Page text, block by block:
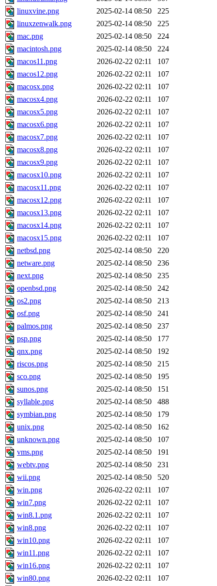
linuxvine.png
2025-02-14 08:50
225
linuxzenwalk.png
2025-02-14 08:50
225
mac.png
2025-02-14 08:50
224
macintosh.png
2025-02-14 08:50
224
macos11.png
2026-02-22 02:11
107
macos12.png
2026-02-22 02:11
107
macosx.png
2026-02-22 02:11
107
macosx4.png
2026-02-22 02:11
107
macosx5.png
2026-02-22 02:11
107
macosx6.png
2026-02-22 02:11
107
macosx7.png
2026-02-22 02:11
107
macosx8.png
2026-02-22 02:11
107
macosx9.png
2026-02-22 02:11
107
macosx10.png
2026-02-22 02:11
107
macosx11.png
2026-02-22 02:11
107
macosx12.png
2026-02-22 02:11
107
macosx13.png
2026-02-22 02:11
107
macosx14.png
2026-02-22 02:11
107
macosx15.png
2026-02-22 02:11
107
netbsd.png
2025-02-14 08:50
220
netware.png
2025-02-14 08:50
236
next.png
2025-02-14 08:50
235
openbsd.png
2025-02-14 08:50
242
os2.png
2025-02-14 08:50
213
osf.png
2025-02-14 08:50
241
palmos.png
2025-02-14 08:50
237
psp.png
2025-02-14 08:50
177
qnx.png
2025-02-14 08:50
192
riscos.png
2025-02-14 08:50
215
sco.png
2025-02-14 08:50
195
sunos.png
2025-02-14 08:50
151
syllable.png
2025-02-14 08:50
488
symbian.png
2025-02-14 08:50
179
unix.png
2025-02-14 08:50
162
unknown.png
2025-02-14 08:50
107
vms.png
2025-02-14 08:50
191
webtv.png
2025-02-14 08:50
231
wii.png
2025-02-14 08:50
520
win.png
2026-02-22 02:11
107
win7.png
2026-02-22 02:11
107
win8.1.png
2026-02-22 02:11
107
win8.png
2026-02-22 02:11
107
win10.png
2026-02-22 02:11
107
win11.png
2026-02-22 02:11
107
win16.png
2026-02-22 02:11
107
win80.png
2026-02-22 02:11
107